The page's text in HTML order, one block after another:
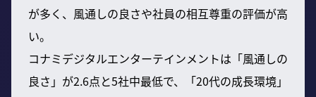
が多く、風通しの良さや社員の相互尊重の評価が高
い。
コナミデジタルエンターテインメントは「風通しの
良さ」が2.6点と5社中最低で、「20代の成長環境」